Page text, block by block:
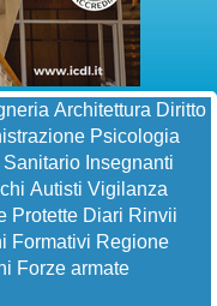
Architettura Diritto
Psicologia
Insegnanti
Autisti Vigilanza
Protette Diari Rinvii
Formativi Regione
Forze armate